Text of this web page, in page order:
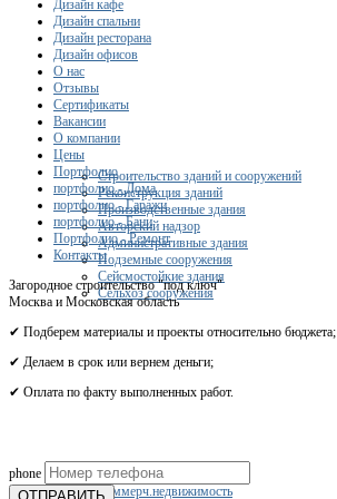
Строительство зданий и сооружений
Реконструкция зданий
Производственные здания
Авторский надзор
Административные здания
Подземные сооружения
Сейсмостойкие здания
Сельхоз сооружения
Склады
Коммерч.недвижимость
Дизайн кафе
Дизайн спальни
Дизайн ресторана
Дизайн офисов
О нас
Отзывы
Сертификаты
Вакансии
О компании
Цены
Портфолио
портфолио - Дома
портфолио - Гаражи
портфолио - Бани
Портфолио - Ремонт
Контакты
Загородное строительство "под ключ"
Москва и Московская область
✔ Подберем материалы и проекты относительно бюджета;
✔ Делаем в срок или вернем деньги;
✔ Оплата по факту выполненных работ.
phone